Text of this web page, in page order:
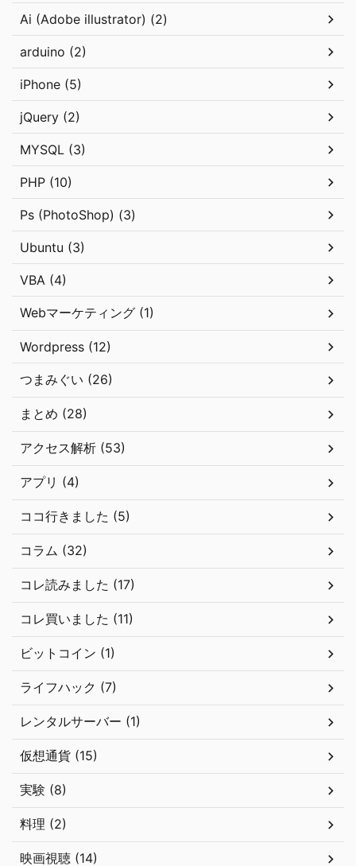
Ai (Adobe illustrator) (2)
arduino (2)
iPhone (5)
jQuery (2)
MYSQL (3)
PHP (10)
Ps (PhotoShop) (3)
Ubuntu (3)
VBA (4)
Webマーケティング (1)
Wordpress (12)
つまみぐい (26)
まとめ (28)
アクセス解析 (53)
アプリ (4)
ココ行きました (5)
コラム (32)
コレ読みました (17)
コレ買いました (11)
ビットコイン (1)
ライフハック (7)
レンタルサーバー (1)
仮想通貨 (15)
実験 (8)
料理 (2)
映画視聴 (14)